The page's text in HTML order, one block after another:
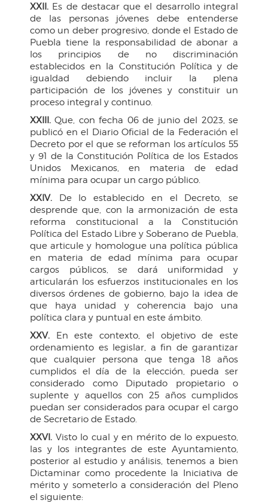
XXII. Es de destacar que el desarrollo integral
de las personas jóvenes debe entenderse
como un deber progresivo, donde el Estado de
Puebla tiene la responsabilidad de abonar a
los principios de no discriminación
establecidos en la Constitución Política y de
igualdad debiendo incluir la plena
participación de los jóvenes y constituir un
proceso integral y continuo.
XXIII. Que, con fecha 06 de junio del 2023, se
publicó en el Diario Oficial de la Federación el
Decreto por el que se reforman los artículos 55
y 91 de la Constitución Política de los Estados
Unidos Mexicanos, en materia de edad
mínima para ocupar un cargo público.
XXIV. De lo establecido en el Decreto, se
desprende que, con la armonización de esta
reforma constitucional a la Constitución
Política del Estado Libre y Soberano de Puebla,
que articule y homologue una política pública
en materia de edad mínima para ocupar
cargos públicos, se dará uniformidad y
articularán los esfuerzos institucionales en los
diversos órdenes de gobierno, bajo la idea de
que haya unidad y coherencia bajo una
política clara y puntual en este ámbito.
XXV. En este contexto, el objetivo de este
ordenamiento es legislar, a fin de garantizar
que cualquier persona que tenga 18 años
cumplidos el día de la elección, pueda ser
considerado como Diputado propietario o
suplente y aquellos con 25 años cumplidos
puedan ser considerados para ocupar el cargo
de Secretario de Estado.
XXVI. Visto lo cual y en mérito de lo expuesto,
las y los integrantes de este Ayuntamiento,
posterior al estudio y análisis, tenemos a bien
Dictaminar como procedente la Iniciativa de
mérito y someterlo a consideración del Pleno
el siguiente: